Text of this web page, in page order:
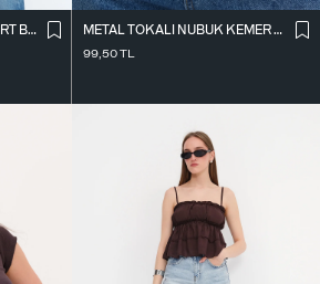
ÇIZGILI UZUN KOLLU T-SHIRT B10644
METAL TOKALI NUBUK KEMER K2004-1
99,50TL